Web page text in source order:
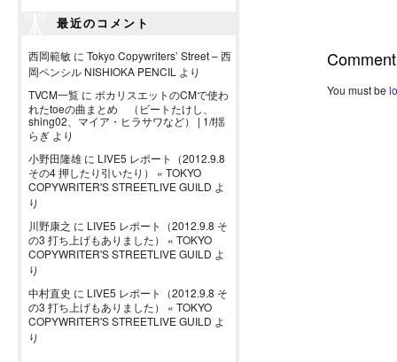
最近のコメント
西岡範敏 に Tokyo Copywriters’ Street – 西
岡ペンシル NISHIOKA PENCIL より
TVCM一覧 に ポカリスエットのCMで使わ
れたtoeの曲まとめ （ビートたけし、
shing02、マイア・ヒラサワなど） | 1/f揺
らぎ より
小野田隆雄 に LIVE5 レポート（2012.9.8
その4 押したり引いたり） « TOKYO
COPYWRITER'S STREETLIVE GUILD よ
り
川野康之 に LIVE5 レポート（2012.9.8 そ
の3 打ち上げもありました） « TOKYO
COPYWRITER'S STREETLIVE GUILD よ
り
中村直史 に LIVE5 レポート（2012.9.8 そ
の3 打ち上げもありました） « TOKYO
COPYWRITER'S STREETLIVE GUILD よ
り
Comment
You must be